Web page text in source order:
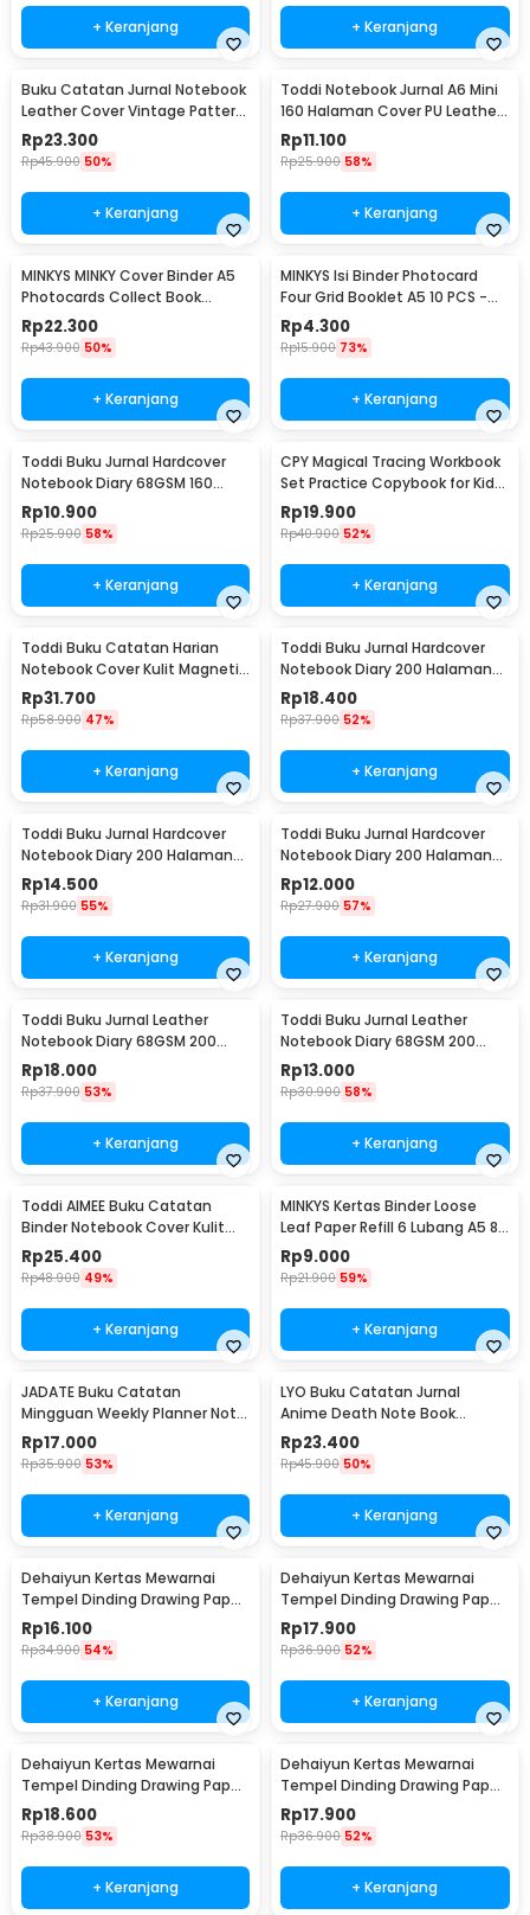
+ Keranjang + Keranjang
Buku Catatan Jurnal Notebook
Leather Cover Vintage Pattern
- CW-64
Rp23.300
Rp45.900 50%
+ Keranjang
Toddi Notebook Jurnal A6 Mini
160 Halaman Cover PU Leather
Premium - CW-32
Rp11.100
Rp25.900 58%
+ Keranjang
MINKYS MINKY Cover Binder A5
Photocards Collect Book
Postcard Holder - 2021
Rp22.300
Rp43.900 50%
+ Keranjang
MINKYS Isi Binder Photocard
Four Grid Booklet A5 10 PCS -
A2021
Rp4.300
Rp15.900 73%
+ Keranjang
Toddi Buku Jurnal Hardcover
Notebook Diary 68GSM 160
Halaman Lined - CW-74
Rp10.900
Rp25.900 58%
+ Keranjang
CPY Magical Tracing Workbook
Set Practice Copybook for Kids
- 001
Rp19.900
Rp40.900 52%
+ Keranjang
Toddi Buku Catatan Harian
Notebook Cover Kulit Magnetic
Buckle - CW-04
Rp31.700
Rp58.900 47%
+ Keranjang
Toddi Buku Jurnal Hardcover
Notebook Diary 200 Halaman
Lined A5 - CW-38
Rp18.400
Rp37.900 52%
+ Keranjang
Toddi Buku Jurnal Hardcover
Notebook Diary 200 Halaman
Lined A6 - CW-38
Rp14.500
Rp31.900 55%
+ Keranjang
Toddi Buku Jurnal Hardcover
Notebook Diary 200 Halaman
Lined A7 - CW-38
Rp12.000
Rp27.900 57%
+ Keranjang
Toddi Buku Jurnal Leather
Notebook Diary 68GSM 200
Halaman Lined A5 - CW-50
Rp18.000
Rp37.900 53%
+ Keranjang
Toddi Buku Jurnal Leather
Notebook Diary 68GSM 200
Halaman Lined A6 - CW-50
Rp13.000
Rp30.900 58%
+ Keranjang
Toddi AIMEE Buku Catatan
Binder Notebook Cover Kulit
Vintage Maple A5 - ZB-16
Rp25.400
Rp48.900 49%
+ Keranjang
MINKYS Kertas Binder Loose
Leaf Paper Refill 6 Lubang A5 80
Pages Horizontal Line - MY5
Rp9.000
Rp21.900 59%
+ Keranjang
JADATE Buku Catatan
Mingguan Weekly Planner Note
52 Sheets - Q046
Rp17.000
Rp35.900 53%
+ Keranjang
LYO Buku Catatan Jurnal
Anime Death Note Book
Leather Case - CW-05
Rp23.400
Rp45.900 50%
+ Keranjang
Dehaiyun Kertas Mewarnai
Tempel Dinding Drawing Paper
Roll 3M Vehicles - HB30
Rp16.100
Rp34.900 54%
+ Keranjang
Dehaiyun Kertas Mewarnai
Tempel Dinding Drawing Paper
Roll 3M Dinosaur Paradise -
HB30
Rp17.900
Rp36.900 52%
+ Keranjang
Dehaiyun Kertas Mewarnai
Tempel Dinding Drawing Paper
Roll 3M Lovely Princess - HB30
Rp18.600
Rp38.900 53%
+ Keranjang
Dehaiyun Kertas Mewarnai
Tempel Dinding Drawing Paper
Roll 3M Animal World - HB30
Rp17.900
Rp36.900 52%
+ Keranjang